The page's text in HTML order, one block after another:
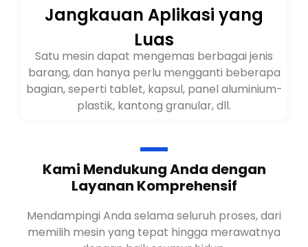
Jangkauan Aplikasi yang
Luas
Satu mesin dapat mengemas berbagai jenis
barang, dan hanya perlu mengganti beberapa
bagian, seperti tablet, kapsul, panel aluminium-
Kami Mendukung Anda dengan
Mendampingi Anda selama seluruh proses, dari